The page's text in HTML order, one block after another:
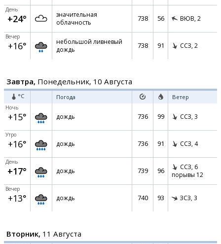
День
+24°
значительная
облачность
738 56 ВЮВ, 2
Вечер
+16°
небольшой ливневый
дождь
738 91 ССЗ, 2
Завтра, Понедельник, 10 Августа
°C Погода Ветер
Ночь
+15° дождь 736 99 ССЗ, 3
Утро
+16° дождь 736 91 ССЗ, 4
День
+17° дождь 739 96 ССЗ, 6
порывы 12
Вечер
+13° дождь 740 93 ЗСЗ, 3
Вторник, 11 Августа